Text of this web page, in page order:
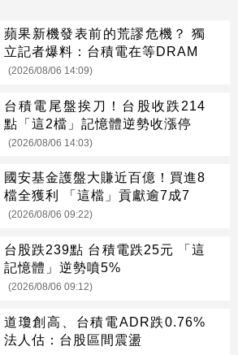
蘋果新機發表前的荒謬危機？ 獨
立記者爆料：台積電在等DRAM
(2026/08/06 14:09)
台積電尾盤挨刀！台股收跌214
點「這2檔」記憶體逆勢收漲停
(2026/08/06 14:03)
國安基金護盤大賺近百億！買進8
檔全獲利 「這檔」貢獻逾7成7
(2026/08/06 09:22)
台股跌239點 台積電跌25元 「這
記憶體」逆勢噴5%
(2026/08/06 09:12)
道瓊創高、台積電ADR跌0.76%
法人估：台股區間震盪